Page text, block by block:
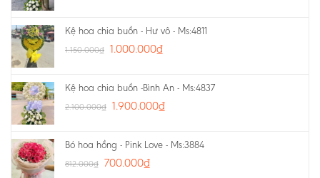
Kệ hoa chia buồn - Hư vô - Ms:4811
1.150.000₫ 1.000.000₫
Kệ hoa chia buồn -Bình An - Ms:4837
2.100.000₫ 1.900.000₫
Bó hoa hồng - Pink Love - Ms:3884
812.000₫ 700.000₫